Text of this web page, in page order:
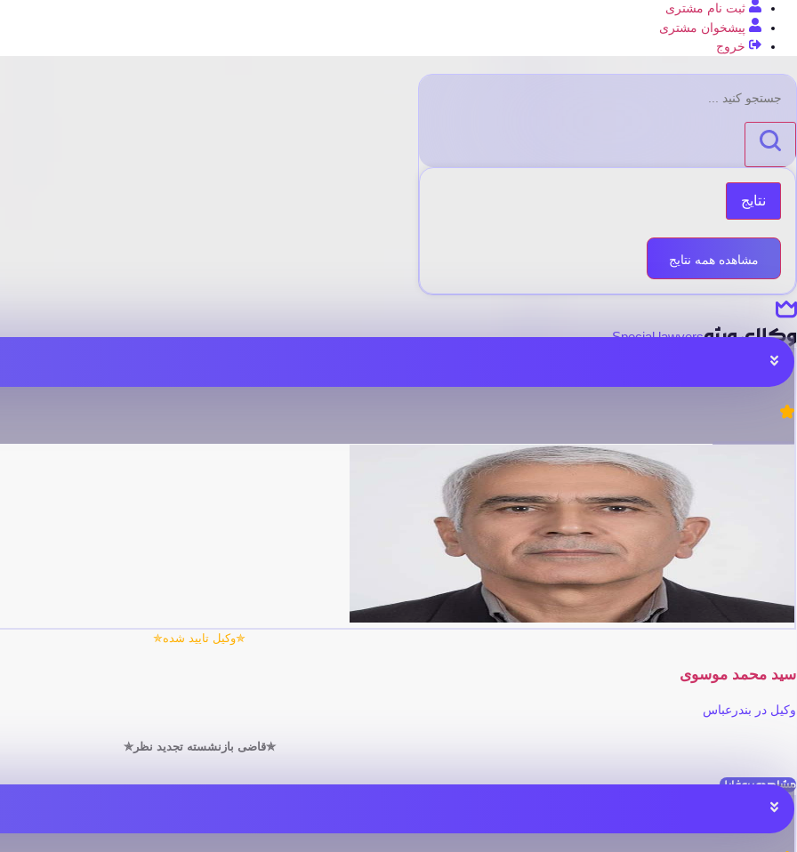
ثبت نام مشتری
پیشخوان مشتری
خروج
جستجو
نتایج
مشاهده همه نتایج
وکلای ویژهSpecial lawyers
✯وکیل تایید شده✯
سید محمد موسوی
وکیل در بندرعباس
✯قاضی بازنشسته تجدید نظر✯
مشاهده پروفایل